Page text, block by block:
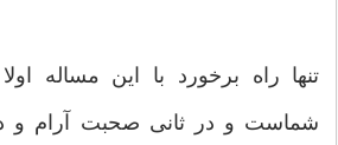
تنها راه برخورد با این مساله
شماست و در ثانی صحبت آرام و